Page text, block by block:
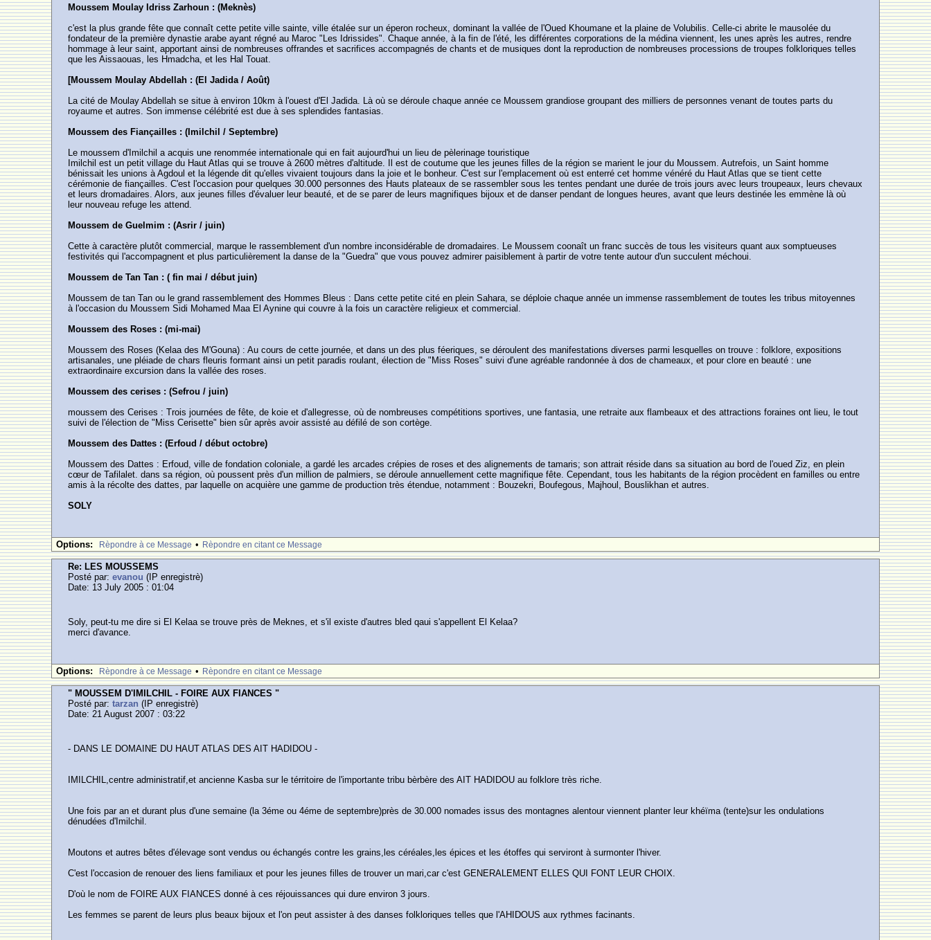
Moussem Moulay Idriss Zarhoun : (Meknès)
c'est la plus grande fête que connaît cette petite ville sainte, ville étalée sur un éperon rocheux, dominant la vallée de l'Oued Khoumane et la plaine de Volubilis. Celle-ci abrite le mausolée du
fondateur de la première dynastie arabe ayant régné au Maroc "Les Idrissides". Chaque année, à la fin de l'été, les différentes corporations de la médina viennent, les unes après les autres, rendre
hommage à leur saint, apportant ainsi de nombreuses offrandes et sacrifices accompagnés de chants et de musiques dont la reproduction de nombreuses processions de troupes folkloriques telles
que les Aissaouas, les Hmadcha, et les Hal Touat.
[Moussem Moulay Abdellah : (El Jadida / Août)
La cité de Moulay Abdellah se situe à environ 10km à l'ouest d'El Jadida. Là où se déroule chaque année ce Moussem grandiose groupant des milliers de personnes venant de toutes parts du
royaume et autres. Son immense célébrité est due à ses splendides fantasias.
Moussem des Fiançailles : (Imilchil / Septembre)
Le moussem d'Imilchil a acquis une renommée internationale qui en fait aujourd'hui un lieu de pèlerinage touristique
Imilchil est un petit village du Haut Atlas qui se trouve à 2600 mètres d'altitude. Il est de coutume que les jeunes filles de la région se marient le jour du Moussem. Autrefois, un Saint homme
bénissait les unions à Agdoul et la légende dit qu'elles vivaient toujours dans la joie et le bonheur. C'est sur l'emplacement où est enterré cet homme vénéré du Haut Atlas que se tient cette
cérémonie de fiançailles. C'est l'occasion pour quelques 30.000 personnes des Hauts plateaux de se rassembler sous les tentes pendant une durée de trois jours avec leurs troupeaux, leurs chevaux
et leurs dromadaires. Alors, aux jeunes filles d'évaluer leur beauté, et de se parer de leurs magnifiques bijoux et de danser pendant de longues heures, avant que leurs destinée les emmène là où
leur nouveau refuge les attend.
Moussem de Guelmim : (Asrir / juin)
Cette à caractère plutôt commercial, marque le rassemblement d'un nombre inconsidérable de dromadaires. Le Moussem coonaît un franc succès de tous les visiteurs quant aux somptueuses
festivités qui l'accompagnent et plus particulièrement la danse de la "Guedra" que vous pouvez admirer paisiblement à partir de votre tente autour d'un succulent méchoui.
Moussem de Tan Tan : ( fin mai / début juin)
Moussem de tan Tan ou le grand rassemblement des Hommes Bleus : Dans cette petite cité en plein Sahara, se déploie chaque année un immense rassemblement de toutes les tribus mitoyennes
à l'occasion du Moussem Sidi Mohamed Maa El Aynine qui couvre à la fois un caractère religieux et commercial.
Moussem des Roses : (mi-mai)
Moussem des Roses (Kelaa des M'Gouna) : Au cours de cette journée, et dans un des plus féeriques, se déroulent des manifestations diverses parmi lesquelles on trouve : folklore, expositions
artisanales, une pléiade de chars fleuris formant ainsi un petit paradis roulant, élection de "Miss Roses" suivi d'une agréable randonnée à dos de chameaux, et pour clore en beauté : une
extraordinaire excursion dans la vallée des roses.
Moussem des cerises : (Sefrou / juin)
moussem des Cerises : Trois journées de fête, de koie et d'allegresse, où de nombreuses compétitions sportives, une fantasia, une retraite aux flambeaux et des attractions foraines ont lieu, le tout
suivi de l'élection de "Miss Cerisette" bien sûr après avoir assisté au défilé de son cortège.
Moussem des Dattes : (Erfoud / début octobre)
Moussem des Dattes : Erfoud, ville de fondation coloniale, a gardé les arcades crépies de roses et des alignements de tamaris; son attrait réside dans sa situation au bord de l'oued Ziz, en plein
cœur de Tafilalet. dans sa région, où poussent près d'un million de palmiers, se déroule annuellement cette magnifique fête. Cependant, tous les habitants de la région procèdent en familles ou entre
amis à la récolte des dattes, par laquelle on acquière une gamme de production très étendue, notamment : Bouzekri, Boufegous, Majhoul, Bouslikhan et autres.
SOLY
Options: Rèpondre à ce Message • Rèpondre en citant ce Message
Re: LES MOUSSEMS
Posté par:evanou (IP enregistrè)
Date: 13 July 2005 : 01:04
Soly, peut-tu me dire si El Kelaa se trouve près de Meknes, et s'il existe d'autres bled qaui s'appellent El Kelaa?
merci d'avance.
Options: Rèpondre à ce Message • Rèpondre en citant ce Message
" MOUSSEM D'IMILCHIL - FOIRE AUX FIANCES "
Posté par:tarzan (IP enregistrè)
Date: 21 August 2007 : 03:22
- DANS LE DOMAINE DU HAUT ATLAS DES AIT HADIDOU -
IMILCHIL,centre administratif,et ancienne Kasba sur le térritoire de l'importante tribu bèrbère des AIT HADIDOU au folklore très riche.
Une fois par an et durant plus d'une semaine (la 3éme ou 4éme de septembre)près de 30.000 nomades issus des montagnes alentour viennent planter leur khéïma (tente)sur les ondulations
dénudées d'Imilchil.
Moutons et autres bêtes d'élevage sont vendus ou échangés contre les grains,les céréales,les épices et les étoffes qui serviront à surmonter l'hiver.
C'est l'occasion de renouer des liens familiaux et pour les jeunes filles de trouver un mari,car c'est GENERALEMENT ELLES QUI FONT LEUR CHOIX.
D'où le nom de FOIRE AUX FIANCES donné à ces réjouissances qui dure environ 3 jours.
Les femmes se parent de leurs plus beaux bijoux et l'on peut assister à des danses folkloriques telles que l'AHIDOUS aux rythmes facinants.